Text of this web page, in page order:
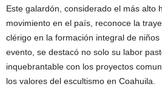
Este galardón, considerado el más alto
movimiento en el país, reconoce la
clérigo en la formación integral de
evento, se destacó no solo su labor
inquebrantable con los proyectos
los valores del escultismo en Coahuila.